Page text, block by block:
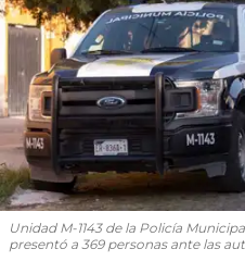
Unidad M-1143 de la Policía
presentó a 369 personas ante las